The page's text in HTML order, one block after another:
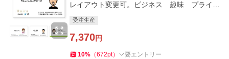
レイアウト変更可。ビジネス 趣味 プライベ
受注生産
7,370円
10% （672pt） 要エントリー